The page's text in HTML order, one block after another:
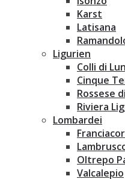
Karst
Latisana
Ligurien
Colli di
Cinque
Rossese
Riviera
Lombardei
Oltrepo
Valcalepio